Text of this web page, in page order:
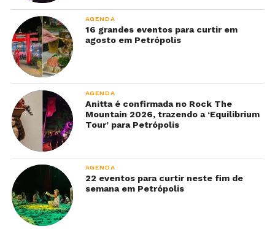
AGENDA
16 grandes eventos para curtir em
agosto em Petrópolis
AGENDA
Anitta é confirmada no Rock The
Mountain 2026, trazendo a ‘Equilibrium
Tour’ para Petrópolis
AGENDA
22 eventos para curtir neste fim de
semana em Petrópolis